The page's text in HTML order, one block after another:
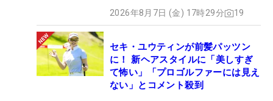
2026年8月7日 (金) 17時29分 19
セキ・ユウティンが前髪パッツン
に！ 新ヘアスタイルに「美しすぎ
て怖い」「プロゴルファーには見え
ない」とコメント殺到